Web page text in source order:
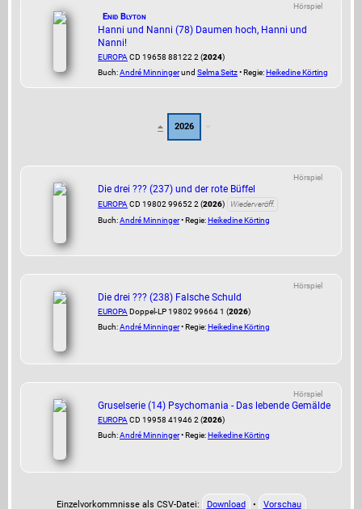
Hörspiel
Enid Blyton
Hanni und Nanni (78) Daumen hoch, Hanni und
Nanni!
EUROPA CD 19658 88122 2 (2024)
Buch:André Minningerund Selma Seitz• Regie:Heikedine Körting
2026
Hörspiel
Die drei ??? (237) und der rote Büffel
EUROPA CD 19802 99652 2 (2026)
Wiederveröff.
Buch:André Minninger• Regie:Heikedine Körting
Hörspiel
Die drei ??? (238) Falsche Schuld
EUROPA Doppel-LP 19802 99664 1 (2026)
Buch:André Minninger• Regie:Heikedine Körting
Hörspiel
Gruselserie (14) Psychomania - Das lebende Gemälde
EUROPA CD 19958 41946 2 (2026)
Buch:André Minninger• Regie:Heikedine Körting
Einzelvorkommnisse als CSV-Datei: Download • Vorschau